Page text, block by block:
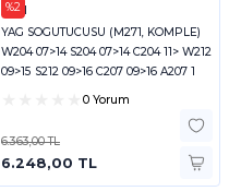
%2
FEBI
YAG SOGUTUCUSU (M271, KOMPLE)
W204 07>14 S204 07>14 C204 11> W212
09>15 S212 09>16 C207 09>16 A207 1
0 Yorum
6.363,00 TL
6.248,00 TL